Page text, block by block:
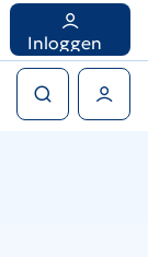
Inloggen